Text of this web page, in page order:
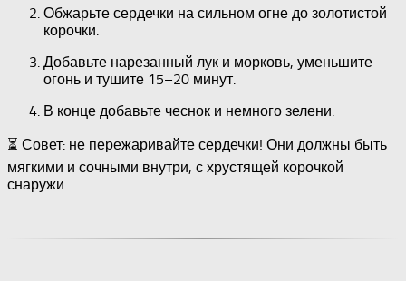
Обжарьте сердечки на сильном огне до золотистой
корочки.
Добавьте нарезанный лук и морковь, уменьшите
огонь и тушите 15–20 минут.
В конце добавьте чеснок и немного зелени.
⏳ Совет: не пережаривайте сердечки! Они должны быть
мягкими и сочными внутри, с хрустящей корочкой
снаружи.